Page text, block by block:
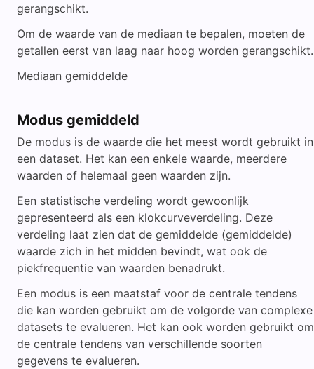
gerangschikt.
Om de waarde van de mediaan te bepalen, moeten de
getallen eerst van laag naar hoog worden gerangschikt.
Mediaan gemiddelde
Modus gemiddeld
De modus is de waarde die het meest wordt gebruikt in
een dataset. Het kan een enkele waarde, meerdere
waarden of helemaal geen waarden zijn.
Een statistische verdeling wordt gewoonlijk
gepresenteerd als een klokcurveverdeling. Deze
verdeling laat zien dat de gemiddelde (gemiddelde)
waarde zich in het midden bevindt, wat ook de
piekfrequentie van waarden benadrukt.
Een modus is een maatstaf voor de centrale tendens
die kan worden gebruikt om de volgorde van complexe
datasets te evalueren. Het kan ook worden gebruikt om
de centrale tendens van verschillende soorten
gegevens te evalueren.